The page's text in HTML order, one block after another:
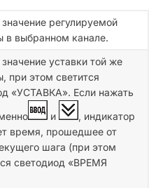
регулируемой
в выбранном канале.
уставки той же
при этом светится
«УСТАВКА». Если нажать
и
, индикатор
время, прошедшее от
шага (при этом
светодиод «ВРЕМЯ